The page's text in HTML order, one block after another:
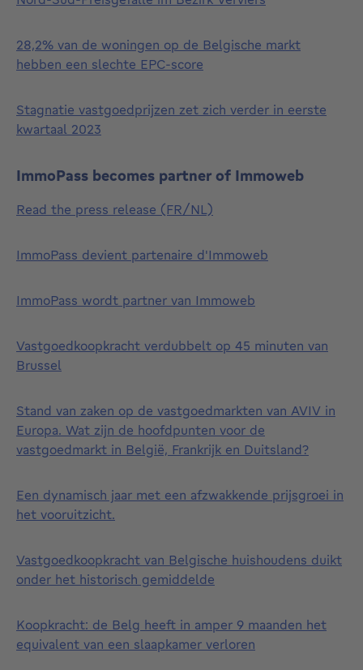
28,2% van de woningen op de Belgische markt
hebben een slechte EPC-score
Stagnatie vastgoedprijzen zet zich verder in eerste
kwartaal 2023
ImmoPass becomes partner of Immoweb
Read the press release (FR/NL)
ImmoPass devient partenaire d'Immoweb
ImmoPass wordt partner van Immoweb
Vastgoedkoopkracht verdubbelt op 45 minuten van
Brussel
Stand van zaken op de vastgoedmarkten van AVIV in
Europa. Wat zijn de hoofdpunten voor de
vastgoedmarkt in België, Frankrijk en Duitsland?
Een dynamisch jaar met een afzwakkende prijsgroei in
het vooruitzicht.
Vastgoedkoopkracht van Belgische huishoudens duikt
onder het historisch gemiddelde
Koopkracht: de Belg heeft in amper 9 maanden het
equivalent van een slaapkamer verloren